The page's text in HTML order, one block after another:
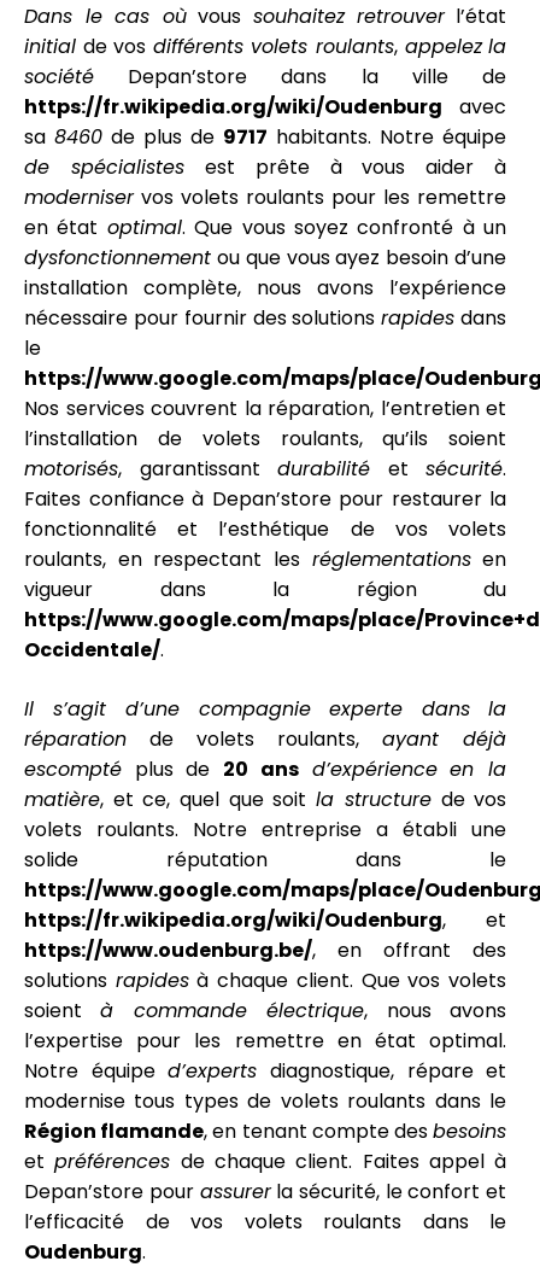
Dans le cas oùvoussouhaitez retrouverl’état
initial de vos différents volets roulants, appelez la
société Depan’store dans la ville de
https://fr.wikipedia.org/wiki/Oudenburg avec
sa8460 de plus de 9717 habitants. Notre équipe
de spécialistesest prête à vous aider à
moderniservos volets roulants pour les remettre
en état optimal. Que vous soyez confronté à un
dysfonctionnement ou que vous ayez besoin d’une
installation complète, nous avons l’expérience
nécessaire pour fournir des solutionsrapides dans
le
https://www.google.com/maps/place/
Nos services couvrent la réparation, l’entretien et
l’installation de volets roulants, qu’ils soient
motorisés, garantissantdurabilité etsécurité.
Faites confiance à Depan’store pour restaurer la
fonctionnalité et l’esthétique de vos volets
roulants, en respectant les réglementationsen
vigueur dans la région du
https://www.google.com/maps/place/
Occidentale/.
Il s’agit d’une compagnie experte dans
la
réparation de volets roulants,ayant déjà
escompté plus de 20 ans d’expérience en la
matière, et ce, quel que soitla structurede vos
volets roulants. Notre entreprise a établi une
solide réputation dans le
https://www.google.com/maps/place/
https://fr.wikipedia.org/wiki/Oudenburg, et
https://www.oudenburg.be/, en offrant des
solutions rapidesà chaque client. Que vos volets
soientà commande électrique, nous avons
l’expertise pour les remettre en état optimal.
Notre équiped’experts diagnostique, répare et
modernise tous types de volets roulants dans le
Région flamande, en tenant compte desbesoins
etpréférences de chaque client. Faites appel à
Depan’store pour assurerla sécurité, le confort et
l’efficacité de vos volets roulants dans le
Oudenburg.